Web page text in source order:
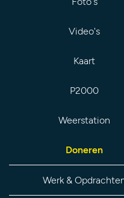
Video's
Kaart
P2000
Weerstation
Doneren
Werk &